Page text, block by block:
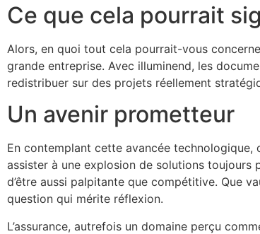
Ce que cela pourrait
Alors, en quoi tout cela pourrait-vous
grande entreprise. Avec illuminend, les
redistribuer sur des projets réellement
Un avenir prometteur
En contemplant cette avancée technologique,
assister à une explosion de solutions toujours
d’être aussi palpitante que compétitive. Que
question qui mérite réflexion.
L’assurance, autrefois un domaine perçu